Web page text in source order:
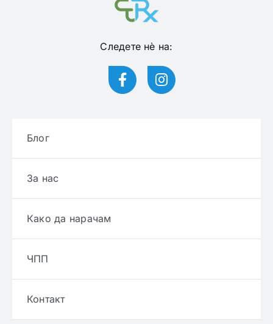
Следете нѐ на:
Блог
За нас
Како да нарачам
ЧПП
Контакт